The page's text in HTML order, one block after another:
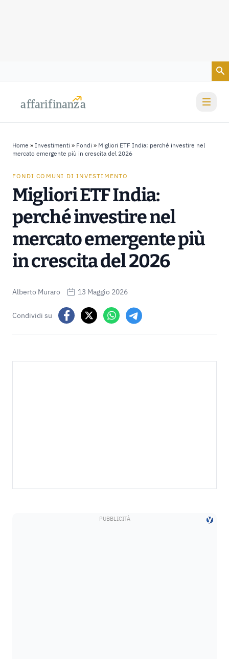
affarifinanza
affarifinanza
Home » Investimenti » Fondi » Migliori ETF India: perché investire nel
mercato emergente più in crescita del 2026
FONDI COMUNI DI INVESTIMENTO
Migliori ETF India:
perché investire nel
mercato emergente più
in crescita del 2026
Alberto Muraro 13 Maggio 2026
Condividi su